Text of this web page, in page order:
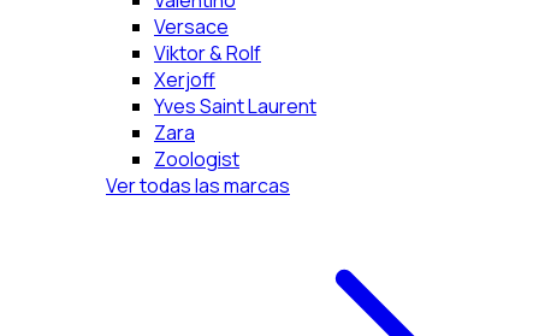
Versace
Viktor & Rolf
Xerjoff
Yves Saint Laurent
Zara
Zoologist
Ver todas las marcas